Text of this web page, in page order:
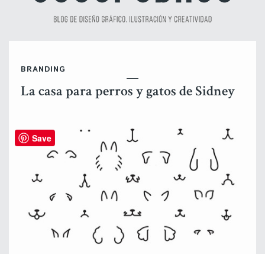
BRANDING
La casa para perros y gatos de Sidney
Save